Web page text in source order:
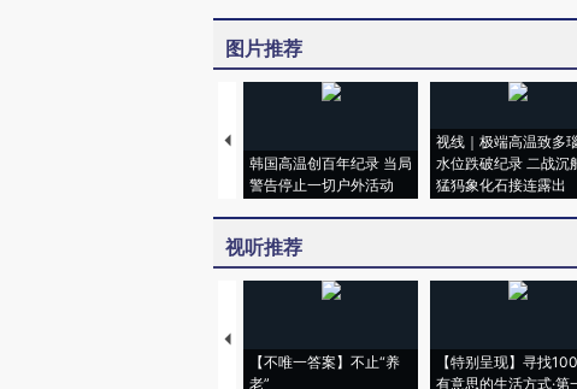
图片推荐
韩国高温创百年纪录 当局
警告停止一切户外活动
视线｜极端高温致多
水位跌破纪录 二战沉
猛犸象化石接连露出
视听推荐
【不唯一答案】不止“养
老”
【特别呈现】寻找
有意思的生活方式·第